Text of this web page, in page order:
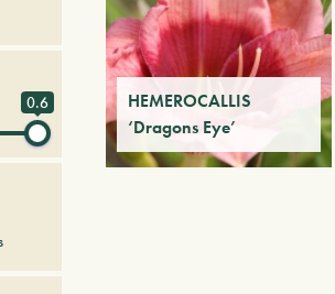
HEMEROCALLIS
‘Dragons Eye’
0.6